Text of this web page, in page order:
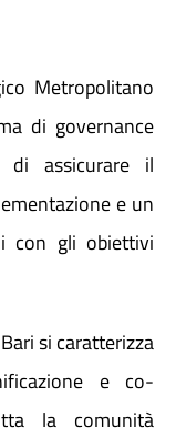
Metropolitano
di governance
di assicurare il
e un
con gli obiettivi
si caratterizza
e co-
la comunità